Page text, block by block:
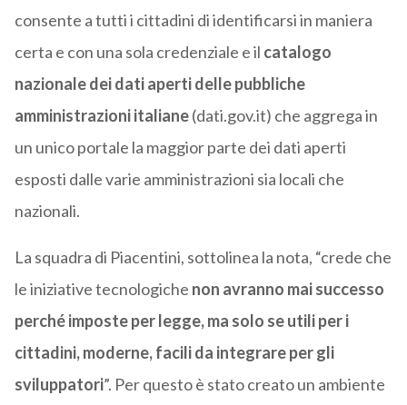
consente a tutti i cittadini di identificarsi in maniera
certa e con una sola credenziale e il catalogo
nazionale dei dati aperti delle pubbliche
amministrazioni italiane(dati.gov.it) che aggrega in
un unico portale la maggior parte dei dati aperti
esposti dalle varie amministrazioni sia locali che
nazionali.
La squadra di Piacentini, sottolinea la nota, “crede che
le iniziative tecnologiche non avranno mai successo
perché imposte per legge, ma solo se utili per i
cittadini, moderne, facili da integrare per gli
sviluppatori”. Per questo è stato creato un ambiente